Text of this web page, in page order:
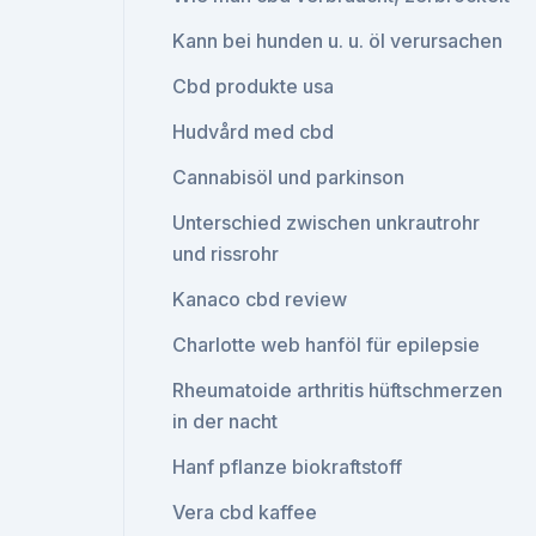
Kann bei hunden u. u. öl verursachen
Cbd produkte usa
Hudvård med cbd
Cannabisöl und parkinson
Unterschied zwischen unkrautrohr
und rissrohr
Kanaco cbd review
Charlotte web hanföl für epilepsie
Rheumatoide arthritis hüftschmerzen
in der nacht
Hanf pflanze biokraftstoff
Vera cbd kaffee